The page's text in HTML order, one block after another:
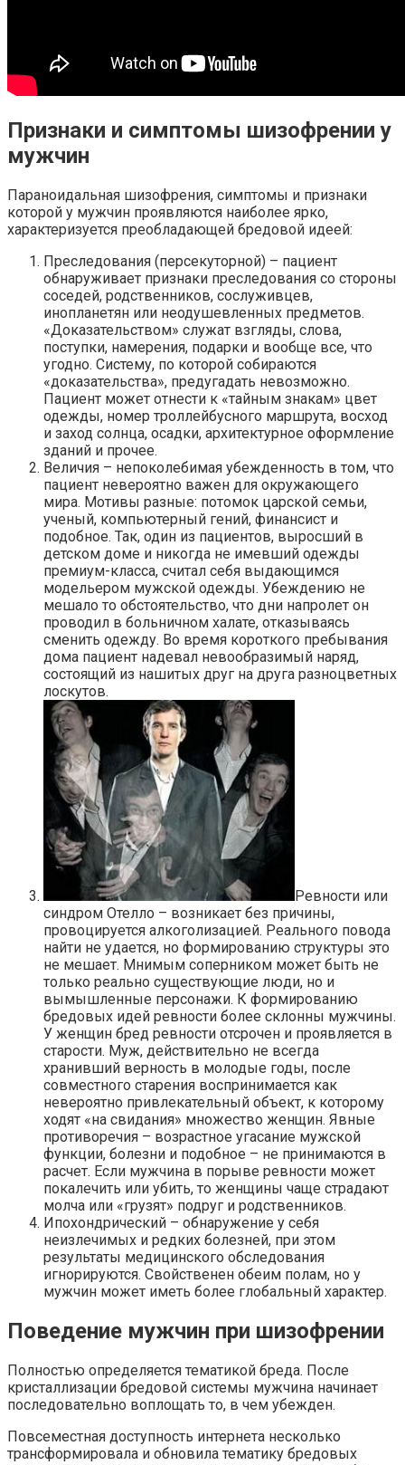
Признаки и симптомы шизофрении у
мужчин
Параноидальная шизофрения, симптомы и признаки
которой у мужчин проявляются наиболее ярко,
характеризуется преобладающей бредовой идеей:
Преследования (персекуторной) – пациент
обнаруживает признаки преследования со стороны
соседей, родственников, сослуживцев,
инопланетян или неодушевленных предметов.
«Доказательством» служат взгляды, слова,
поступки, намерения, подарки и вообще все, что
угодно. Систему, по которой собираются
«доказательства», предугадать невозможно.
Пациент может отнести к «тайным знакам» цвет
одежды, номер троллейбусного маршрута, восход
и заход солнца, осадки, архитектурное оформление
зданий и прочее.
Величия – непоколебимая убежденность в том, что
пациент невероятно важен для окружающего
мира. Мотивы разные: потомок царской семьи,
ученый, компьютерный гений, финансист и
подобное. Так, один из пациентов, выросший в
детском доме и никогда не имевший одежды
премиум-класса, считал себя выдающимся
модельером мужской одежды. Убеждению не
мешало то обстоятельство, что дни напролет он
проводил в больничном халате, отказываясь
сменить одежду. Во время короткого пребывания
дома пациент надевал невообразимый наряд,
состоящий из нашитых друг на друга разноцветных
лоскутов.
Ревности или
синдром Отелло – возникает без причины,
провоцируется алкоголизацией. Реального повода
найти не удается, но формированию структуры это
не мешает. Мнимым соперником может быть не
только реально существующие люди, но и
вымышленные персонажи. К формированию
бредовых идей ревности более склонны мужчины.
У женщин бред ревности отсрочен и проявляется в
старости. Муж, действительно не всегда
хранивший верность в молодые годы, после
совместного старения воспринимается как
невероятно привлекательный объект, к которому
ходят «на свидания» множество женщин. Явные
противоречия – возрастное угасание мужской
функции, болезни и подобное – не принимаются в
расчет. Если мужчина в порыве ревности может
покалечить или убить, то женщины чаще страдают
молча или «грузят» подруг и родственников.
Ипохондрический – обнаружение у себя
неизлечимых и редких болезней, при этом
результаты медицинского обследования
игнорируются. Свойственен обеим полам, но у
мужчин может иметь более глобальный характер.
Поведение мужчин при шизофрении
Полностью определяется тематикой бреда. После
кристаллизации бредовой системы мужчина начинает
последовательно воплощать то, в чем убежден.
Повсеместная доступность интернета несколько
трансформировала и обновила тематику бредовых